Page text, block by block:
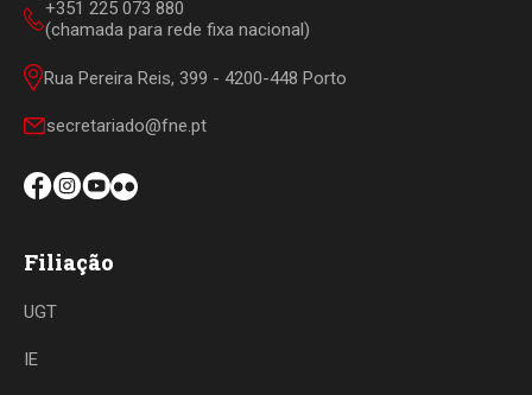
+351 225 073 880
(chamada para rede fixa nacional)
Rua Pereira Reis, 399 - 4200-448 Porto
secretariado@fne.pt
Filiação
UGT
IE